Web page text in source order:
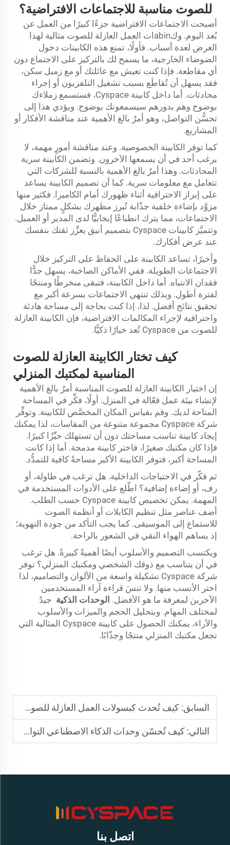
للصوت مناسبة للاجتماعات الافتراضية؟
أصبحت الاجتماعات الافتراضية جزءًا كبيرًا من العمل عن
بُعد اليوم. وكabinات العمل العازلة للصوت مثالية لهذا
الغرض لعدة أسباب. فأولًا، تمنع هذه الكابينات دخول
الضوضاء الخارجية، ما يسمح لك بالتركيز على الاجتماع دون
أي مقاطعة. فإذا كنت تعيش مع عائلتك أو مع زميل سكن،
فقد يسهل أن تُقاطَع بسبب تشغيل التلفزيون أو إجراء
محادثات. أما داخل كابينة Cyspace، فستسمع زملاءك
بوضوح وهم بدورهم سيسمعونك بوضوح. ويؤدي هذا إلى
تحسُّن التواصل، وهو أمرٌ بالغ الأهمية عند مناقشة الأفكار أو
المشاريع.
كما توفر الكابينة الخصوصية. وعند مناقشة أمورٍ مهمة، لا
يرغب أحد في أن يسمعها الآخرون. وتضمن الكابينة سرية
المحادثات. وهذا أمرٌ بالغ الأهمية بالنسبة للشركات التي
تتعامل مع معلومات سرية. كما أن تصميم الكابينة يساعد
على إبراز الاحترافية أثناء ظهورك أمام الكاميرا. فكثير منها
مزوَّد بإضاءة خلفية جذّابة تُبرز مظهرك بشكلٍ ممتاز خلال
الاجتماعات، مما يترك انطباعًا إيجابيًّا لدى المدير أو العميل.
وتتميَّز كابينات Cyspace بتصميم أنيق يعزِّز ثقتك بنفسك
عند عرض أفكارك.
وأخيرًا، تساعد الكابينة على الحفاظ على التركيز خلال
الاجتماعات الطويلة. ففي الأماكن الصاخبة، يسهل جدًّا
فقدان الانتباه. أما داخل الكابينة، فتبقى منخرطًا ومنتجًا
لفترة أطول. وبذلك تنتهي الاجتماعات بسرعة أكبر مع
تحقيق نتائج أفضل. لذا، إذا كنت بحاجة إلى مساحة هادئة
واحترافية لإجراء المكالمات الافتراضية، فإن الكابينة العازلة
للصوت من Cyspace تُعد خيارًا ذكيًّا.
كيف تختار الكابينة العازلة للصوت
المناسبة لمكتبك المنزلي
إن اختيار الكابينة العازلة للصوت المناسبة أمرٌ بالغ الأهمية
لإنشاء بيئة عمل فعّالة في المنزل. أولًا، فكِّر في المساحة
المتاحة لديك. وقم بقياس المكان المخصَّص للكابينة. وتوفِّر
شركة Cyspace مجموعة متنوعة من المقاسات، لذا يمكنك
إيجاد كابينة تناسب مساحتك دون أن تستهلك حيِّزًا كبيرًا.
فإذا كان مكتبك صغيرًا، فاختر كابينة مدمجة. أما إذا كانت
المساحة أكبر، فتوفر الكابينة الأكبر مساحةً كافية للتمدُّد.
ثم فكّر في الاحتياجات الداخلية. هل ترغب في طاولة، أو
رف، أو إضاءة إضافية؟ اطّلع على الأدوات المستخدمة في
المهمة. يمكن تخصيص كابينة Cyspace حسب الطلب.
أضف عناصر مثل تنظيم الكابلات أو أنظمة الصوت
للاستماع إلى الموسيقى. كما يجب التأكد من جودة التهوية؛
إذ يساهم الهواء النقي في الشعور بالراحة.
ويكتسب التصميم والأسلوب أيضًا أهميةً كبيرةً. هل ترغب
في أن يتناسب مع ذوقك الشخصي ومكتبك المنزلي؟ توفر
شركة Cyspace تشكيلة واسعة من الألوان والتصاميم، لذا
اختر الأنسب منها. ولا تنسَ قراءة آراء المستخدمين
الآخرين لمعرفة ما هو الأفضل. الوحدات الذكية جيدٌ
لمختلف المهام. وبتحليل الحجم والميزات والأسلوب
والآراء، يمكنك الحصول على كابينة Cyspace المثالية التي
تجعل مكتبك المنزلي منتجًا وجذّابًا.
السابق: كيف تُحدث كبسولات العمل العازلة للصوت ثورةً في العمل عن بُعد
التالي: كيف تُحسّن وحدات الذكاء الاصطناعي التوازن بين العمل والحياة في المنازل الحديثة
اتصل بنا